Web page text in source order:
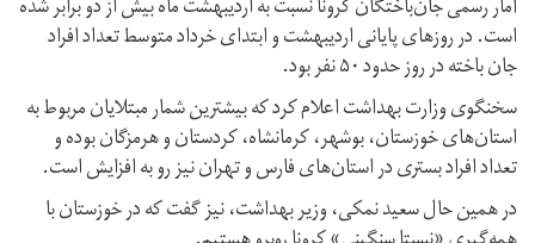
آمار رسمی جان‌باختگان کرونا نسبت به اردیبهشت ماه بیش از دو برابر شده
است. در روزهای پایانی اردیبهشت و ابتدای خرداد متوسط تعداد افراد
جان باخته در روز حدود ۵۰ نفر بود.
سخنگوی وزارت بهداشت اعلام کرد که بیشترین شمار مبتلایان مربوط به
استان‌های خوزستان، بوشهر، کرمانشاه، کردستان و هرمزگان بوده و
تعداد افراد بستری در استان‌های فارس و تهران نیز رو به افزایش است.
در همین حال سعید نمکی، وزیر بهداشت، نیز گفت که در خوزستان با